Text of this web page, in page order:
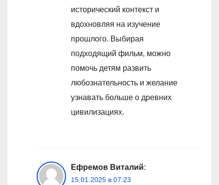
исторический контекст и
вдохновляя на изучение
прошлого. Выбирая
подходящий фильм, можно
помочь детям развить
любознательность и желание
узнавать больше о древних
цивилизациях.
Ефремов Виталий:
15.01.2025 в 07:23